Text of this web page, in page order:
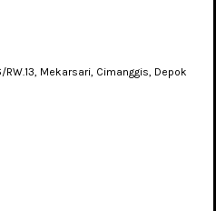
RW.13, Mekarsari, Cimanggis, Depok